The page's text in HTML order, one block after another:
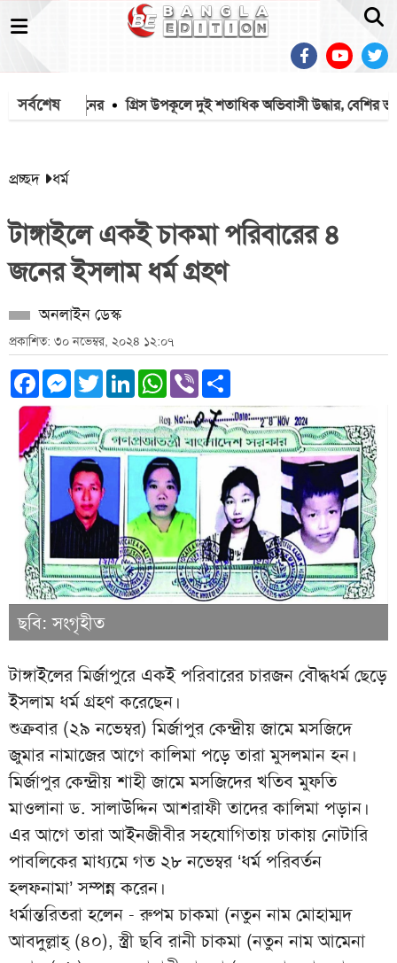
সর্বশেষ
গেল ৭ জনের গ্রিস উপকূলে দুই শতাধিক অভিবাসী উদ্ধার, বেশির ভাগই
প্রচ্ছদ ধর্ম
টাঙ্গাইলে একই চাকমা পরিবারের ৪
জনের ইসলাম ধর্ম গ্রহণ
অনলাইন ডেস্ক
প্রকাশিত: ৩০ নভেম্বর, ২০২৪ ১২:০৭
Facebook
Messenger
TwitterLinkedInWhatsApp
Viber
ছবি: সংগৃহীত
টাঙ্গাইলের মির্জাপুরে একই পরিবারের চারজন বৌদ্ধধর্ম ছেড়ে
ইসলাম ধর্ম গ্রহণ করেছেন।
শুক্রবার (২৯ নভেম্বর) মির্জাপুর কেন্দ্রীয় জামে মসজিদে
জুমার নামাজের আগে কালিমা পড়ে তারা মুসলমান হন।
মির্জাপুর কেন্দ্রীয় শাহী জামে মসজিদের খতিব মুফতি
মাওলানা ড. সালাউদ্দিন আশরাফী তাদের কালিমা পড়ান।
এর আগে তারা আইনজীবীর সহযোগিতায় ঢাকায় নোটারি
পাবলিকের মাধ্যমে গত ২৮ নভেম্বর ‘ধর্ম পরিবর্তন
হলফনামা’ সম্পন্ন করেন।
ধর্মান্তরিতরা হলেন - রুপম চাকমা (নতুন নাম মোহাম্মদ
আবদুল্লাহ্ (৪০), স্ত্রী ছবি রানী চাকমা (নতুন নাম আমেনা